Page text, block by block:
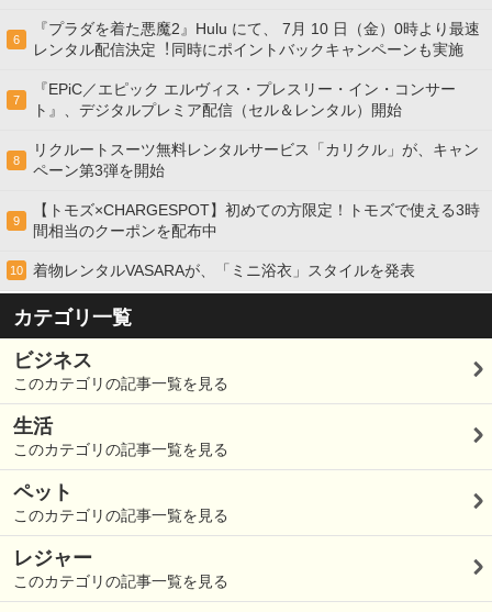
6
『プラダを着た悪魔2』Hulu にて、 7⽉ 10 ⽇（金）0時より最速
レンタル配信決定︕同時にポイントバックキャンペーンも実施
7
『EPiC／エピック エルヴィス・プレスリー・イン・コンサー
ト』、デジタルプレミア配信（セル＆レンタル）開始
8
リクルートスーツ無料レンタルサービス「カリクル」が、キャン
ペーン第3弾を開始
9
【トモズ×CHARGESPOT】初めての方限定！トモズで使える3時
間相当のクーポンを配布中
10 着物レンタルVASARAが、「ミニ浴衣」スタイルを発表
カテゴリ一覧
ビジネス
このカテゴリの記事一覧を見る
生活
このカテゴリの記事一覧を見る
ペット
このカテゴリの記事一覧を見る
レジャー
このカテゴリの記事一覧を見る